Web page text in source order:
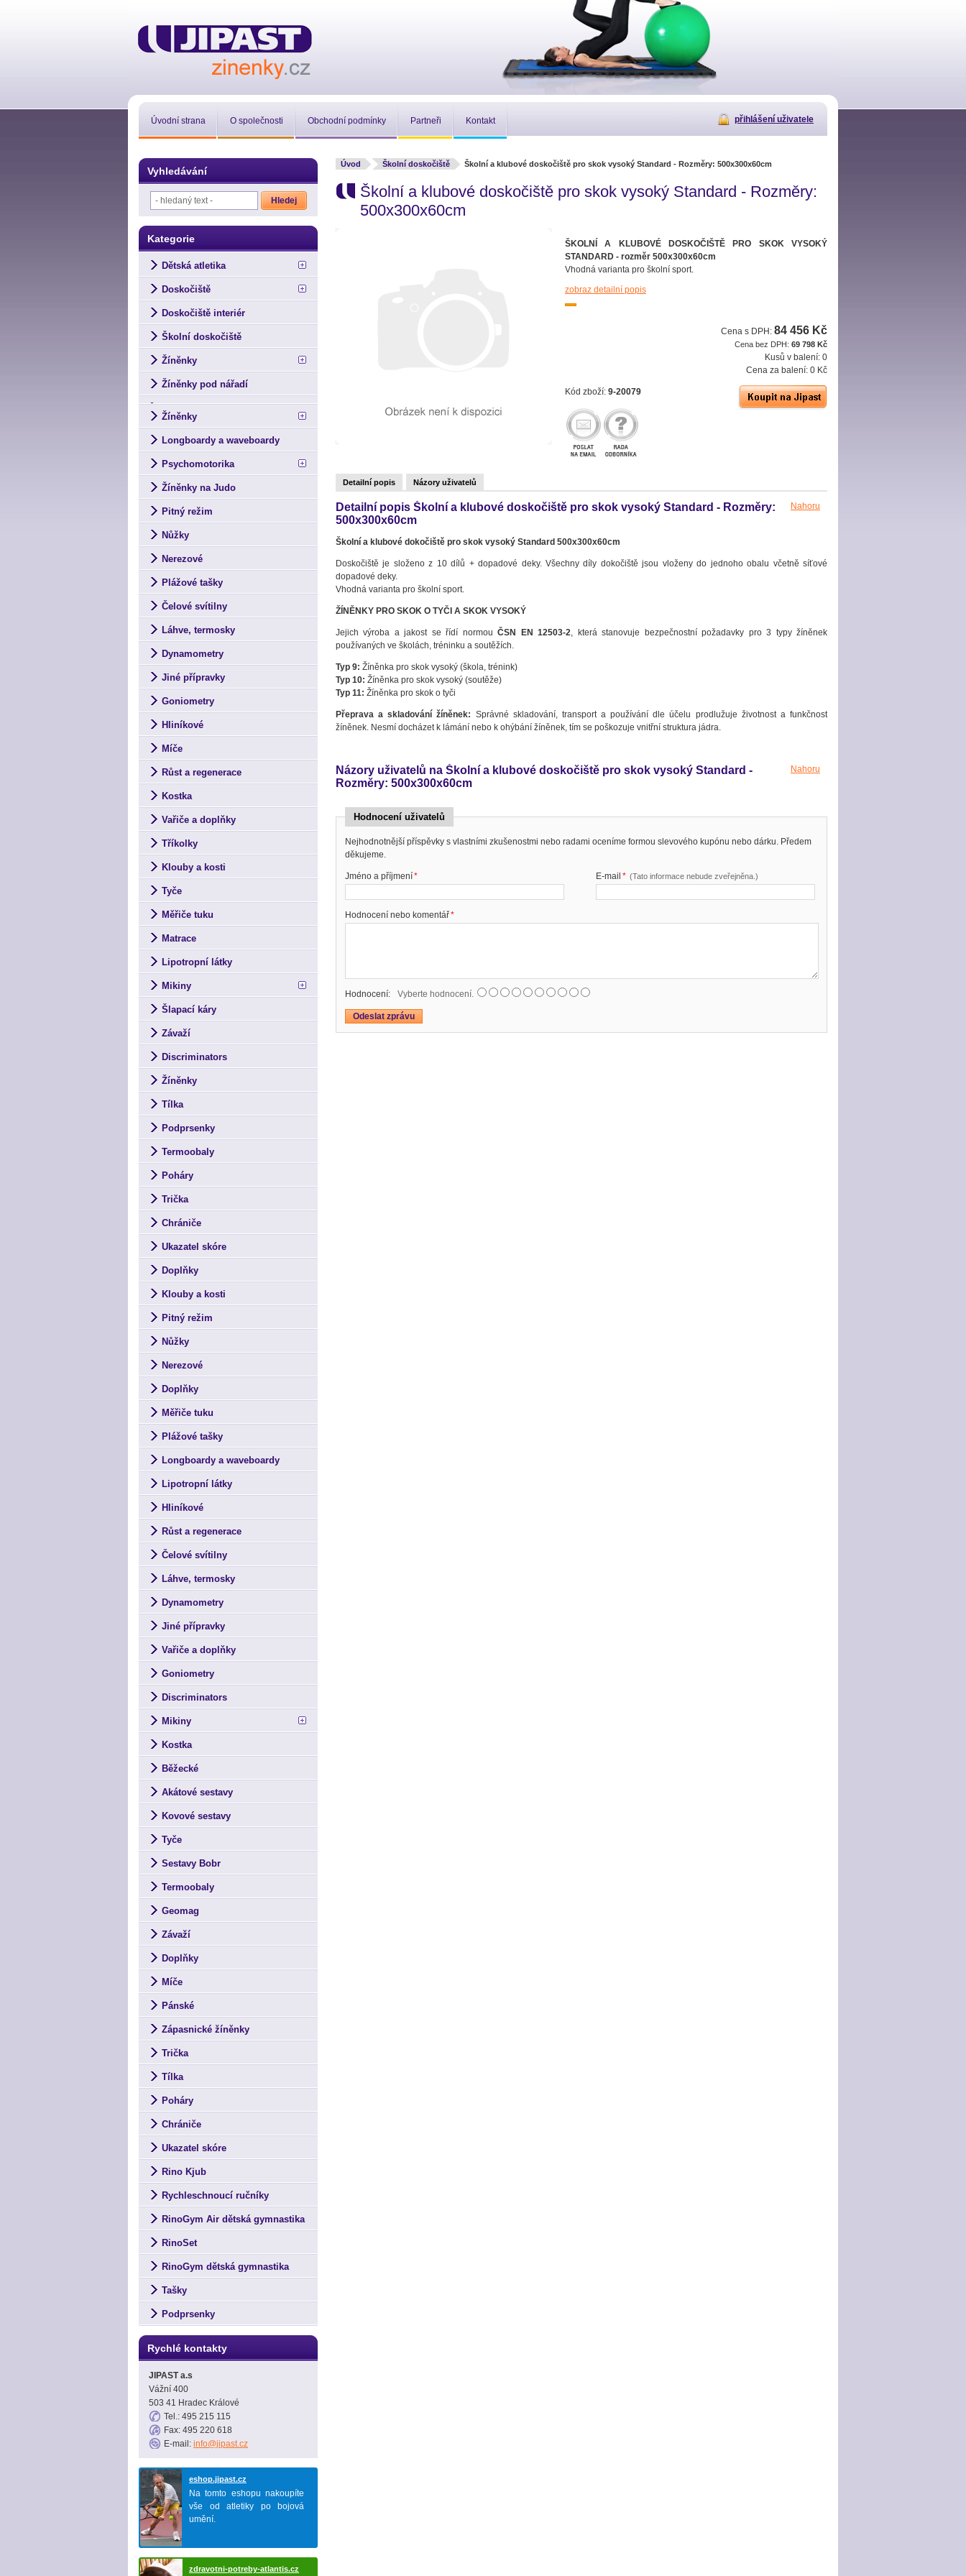
Úvodní strana O společnosti Obchodní podmínky Partneři Kontakt přihlášení uživatele
Úvod Školní doskočiště Školní a klubové doskočiště pro skok vysoký Standard - Rozměry: 500x300x60cm
Školní a klubové doskočiště pro skok vysoký Standard - Rozměry:
500x300x60cm
ŠKOLNÍ A KLUBOVÉ DOSKOČIŠTĚ PRO SKOK VYSOKÝ
STANDARD - rozměr 500x300x60cm
Vhodná varianta pro školní sport.
zobraz detailní popis
Cena s DPH: 84 456 Kč
Cena bez DPH: 69 798 Kč
Kusů v balení: 0
Cena za balení: 0 Kč
Kód zboží: 9-20079
Detailní popis Názory uživatelů
Nahoru
Detailní popis Školní a klubové doskočiště pro skok vysoký Standard - Rozměry:
500x300x60cm
Školní a klubové dokočiště pro skok vysoký Standard 500x300x60cm
Doskočiště je složeno z 10 dílů + dopadové deky. Všechny díly dokočiště jsou vloženy do jednoho obalu včetně síťové
dopadové deky.
Vhodná varianta pro školní sport.
ŽÍNĚNKY PRO SKOK O TYČI A SKOK VYSOKÝ
Jejich výroba a jakost se řídí normouČSN EN 12503-2, která stanovuje bezpečnostní požadavky pro 3 typy žíněnek
používaných ve školách, tréninku a soutěžích.
Typ 9: Žíněnka pro skok vysoký (škola, trénink)
Typ 10: Žíněnka pro skok vysoký (soutěže)
Typ 11: Žíněnka pro skok o tyči
Přeprava a skladování žíněnek: Správné skladování, transport a používání dle účelu prodlužuje životnost a funkčnost
žíněnek. Nesmí docházet k lámání nebo k ohýbání žíněnek, tím se poškozuje vnitřní struktura jádra.
Nahoru
Názory uživatelů na Školní a klubové doskočiště pro skok vysoký Standard -
Rozměry: 500x300x60cm
Hodnocení uživatelů
Nejhodnotnější příspěvky s vlastními zkušenostmi nebo radami oceníme formou slevového kupónu nebo dárku. Předem
děkujeme.
Jméno a příjmení* E-mail * (Tato informace nebude zveřejněna.)
Hodnocení nebo komentář*
Hodnocení: Vyberte hodnocení.
Vyhledávání
Kategorie
Dětská atletika
Doskočiště
Doskočiště interiér
Školní doskočiště
Žíněnky
Žíněnky pod nářadí
Žíněnky
Longboardy a waveboardy
Psychomotorika
Žíněnky na Judo
Pitný režim
Nůžky
Nerezové
Plážové tašky
Čelové svítilny
Láhve, termosky
Dynamometry
Jiné přípravky
Goniometry
Hliníkové
Míče
Růst a regenerace
Kostka
Vařiče a doplňky
Tříkolky
Klouby a kosti
Tyče
Měřiče tuku
Matrace
Lipotropní látky
Mikiny
Šlapací káry
Závaží
Discriminators
Žíněnky
Tílka
Podprsenky
Termoobaly
Poháry
Trička
Chrániče
Ukazatel skóre
Doplňky
Klouby a kosti
Pitný režim
Nůžky
Nerezové
Doplňky
Měřiče tuku
Plážové tašky
Longboardy a waveboardy
Lipotropní látky
Hliníkové
Růst a regenerace
Čelové svítilny
Láhve, termosky
Dynamometry
Jiné přípravky
Vařiče a doplňky
Goniometry
Discriminators
Mikiny
Kostka
Běžecké
Akátové sestavy
Kovové sestavy
Tyče
Sestavy Bobr
Termoobaly
Geomag
Závaží
Doplňky
Míče
Pánské
Zápasnické žíněnky
Trička
Tílka
Poháry
Chrániče
Ukazatel skóre
Rino Kjub
Rychleschnoucí ručníky
RinoGym Air dětská gymnastika
RinoSet
RinoGym dětská gymnastika
Tašky
Podprsenky
Rychlé kontakty
JIPAST a.s
Vážní 400
503 41 Hradec Králové
Tel.: 495 215 115
Fax: 495 220 618
E-mail: info@jipast.cz
eshop.jipast.cz
Na tomto eshopu nakoupíte
vše od atletiky po bojová
umění.
zdravotni-potreby-atlantis.cz